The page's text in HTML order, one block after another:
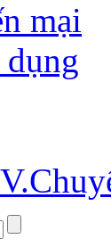
mại